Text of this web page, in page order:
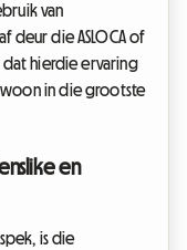
van
deur die ASLOCA of
dat hierdie ervaring
in die grootste
en
is die